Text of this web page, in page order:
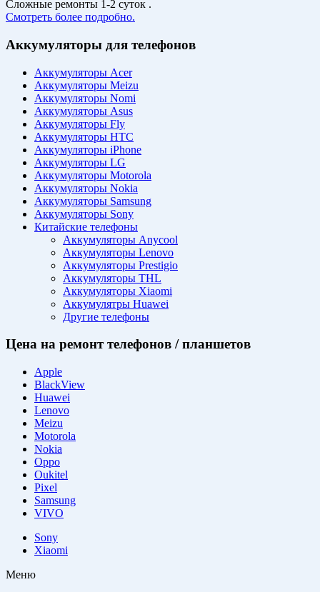
Сложные ремонты 1-2 суток .
Смотреть более подробно.
Аккумуляторы для телефонов
Аккумуляторы Acer
Аккумуляторы Meizu
Аккумуляторы Nomi
Аккумуляторы Asus
Аккумуляторы Fly
Аккумуляторы HTC
Аккумуляторы iPhone
Аккумуляторы LG
Аккумуляторы Motorola
Аккумуляторы Nokia
Аккумуляторы Samsung
Аккумуляторы Sony
Китайские телефоны
Аккумуляторы Anycool
Аккумуляторы Lenovo
Аккумуляторы Prestigio
Аккумуляторы THL
Аккумуляторы Xiaomi
Аккумулятры Huawei
Другие телефоны
Цена на ремонт телефонов / планшетов
Apple
BlackView
Huawei
Lenovo
Meizu
Motorola
Nokia
Oppo
Oukitel
Pixel
Samsung
VIVO
Sony
Xiaomi
Меню